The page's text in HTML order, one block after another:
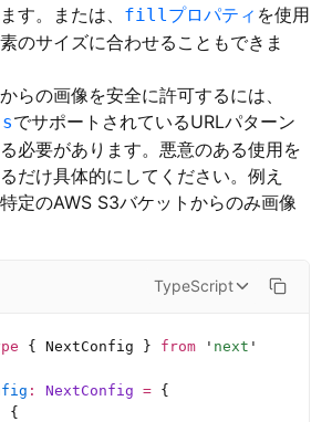
す。または、 fill プロパティ を使用
のサイズに合わせることもできま
らの画像を安全に許可するには、
でサポートされているURLパターン
必要があります。悪意のある使用を
だけ具体的にしてください。例え
定のAWS S3バケットからのみ画像
TypeScript
{ NextConfig } from ' next '
: NextConfig = {
{